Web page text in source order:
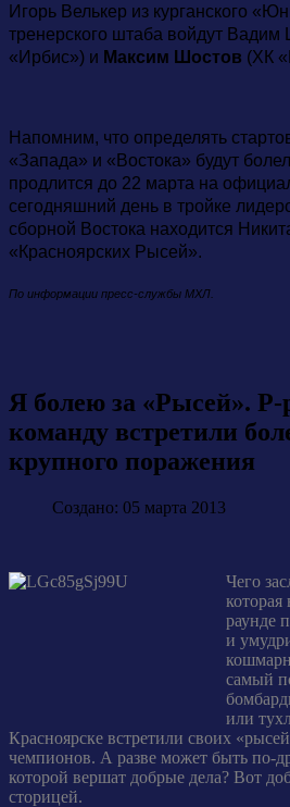
Игорь Велькер из курганского
тренерского штаба войдут
«Ирбис») и Максим Шостов (ХК
Напомним, что определять
«Запада» и «Востока» будут
продлится до 22 марта на
сегодняшний день в тройке
сборной Востока находится
«Красноярских Рысей».
По информации пресс-службы МХЛ.
Я болею за «Рысей».
команду встретили
крупного поражения
Создано: 05 марта 2013
Чего
раунде
и
самый
или
Красноярске встретили своих
чемпионов. А разве может быть по-
которой вершат добрые дела? Вот
сторицей.